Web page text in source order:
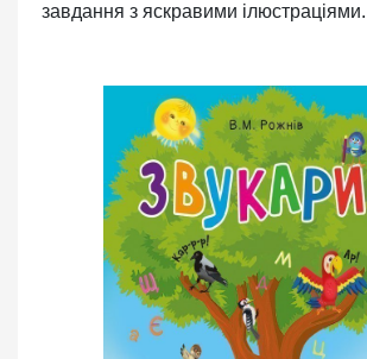
завдання з яскравими ілюстраціями.